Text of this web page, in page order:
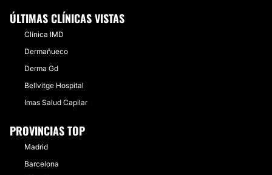
ÚLTIMAS CLÍNICAS VISTAS
Clínica IMD
Dermañueco
Derma Gd
Bellvitge Hospital
Imas Salud Capilar
PROVINCIAS TOP
Madrid
Barcelona